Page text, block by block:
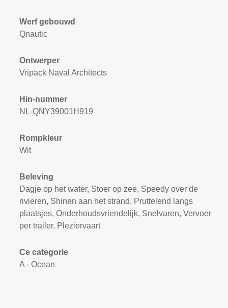
Werf gebouwd
Qnautic
Ontwerper
Vripack Naval Architects
Hin-nummer
NL-QNY39001H919
Rompkleur
Wit
Beleving
Dagje op het water, Stoer op zee, Speedy over de
rivieren, Shinen aan het strand, Pruttelend langs
plaatsjes, Onderhoudsvriendelijk, Snelvaren, Vervoer
per trailer, Pleziervaart
Ce categorie
A - Ocean